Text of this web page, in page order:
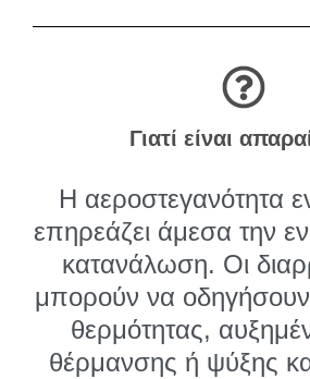
Γιατί είναι
Η αεροστεγανότητα
επηρεάζει άμεσα την
κατανάλωση. Οι
μπορούν να
θερμότητας,
θέρμανσης ή ψύξης